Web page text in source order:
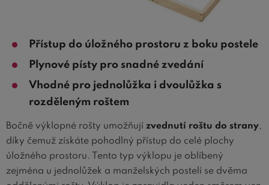
Přístup do úložného prostoru z boku postele
Plynové písty pro snadné zvedání
Vhodné pro jednolůžka i dvoulůžka s
rozděleným roštem
Bočně výklopné rošty umožňují zvednutí roštu do strany,
díky čemuž získáte pohodlný přístup do celé plochy
úložného prostoru. Tento typ výklopu je oblíbený
zejména u jednolůžek a manželských postelí se dvěma